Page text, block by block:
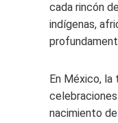
cada rincón
indígenas,
En México,
nacimiento